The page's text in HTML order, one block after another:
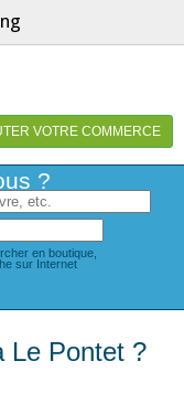
VOTRE COMMERCE
?
en boutique,
sur Internet
Le Pontet ?